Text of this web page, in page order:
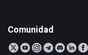
Comunidad